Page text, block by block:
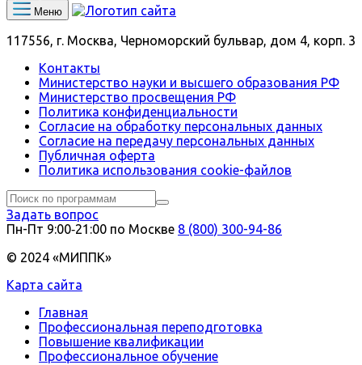
Меню
117556, г. Москва, Черноморский бульвар, дом 4, корп. 3
Контакты
Министерство науки и высшего образования РФ
Министерство просвещения РФ
Политика конфиденциальности
Согласие на обработку персональных данных
Согласие на передачу персональных данных
Публичная оферта
Политика использования сookie-файлов
Задать вопрос
Пн-Пт 9:00‑21:00 по Москве 8 (800) 300-94-86
© 2024 «МИППК»
Карта сайта
Главная
Профессиональная переподготовка
Повышение квалификации
Профессиональное обучение